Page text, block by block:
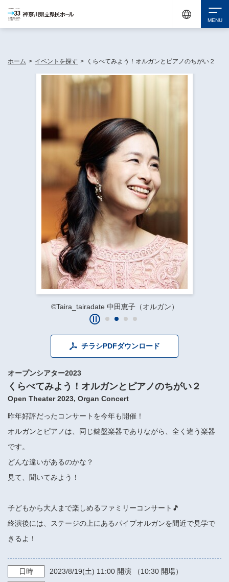
イベントを探す
・ イベントカレンダー
休館中の県民ホールについて
・ パイプオルガン
・ 神奈川県民ホールの取り組み
神奈川県立県民ホールSNS
​​​​​​​​​​​​​神奈川県立県民ホール
ギャラリーSNS
チケット購入
ホーム > イベントを探す > くらべてみよう！オルガンとピアノのちがい２
©Taira_tairadate 中田恵子（オルガン）
チラシPDFダウンロード
オープンシアター2023
くらべてみよう！オルガンとピアノのちがい２
Open Theater 2023, Organ Concert
昨年好評だったコンサートを今年も開催！
オルガンとピアノは、同じ鍵盤楽器でありながら、全く違う楽器
です。
どんな違いがあるのかな？
見て、聞いてみよう！
子どもから大人まで楽しめるファミリーコンサート🎵
終演後には、ステージの上にあるパイプオルガンを間近で見学で
きるよ！
日時 2023/8/19(土) 11:00 開演 （10:30 開場）